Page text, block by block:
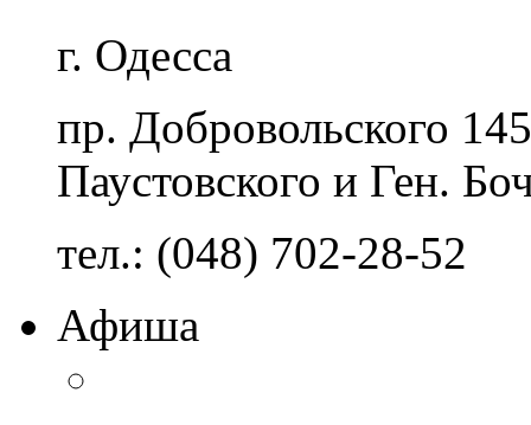
г. Одесса
пр. Добровольского
Паустовского и Ген.
тел.: (048) 702-28-52
Афиша